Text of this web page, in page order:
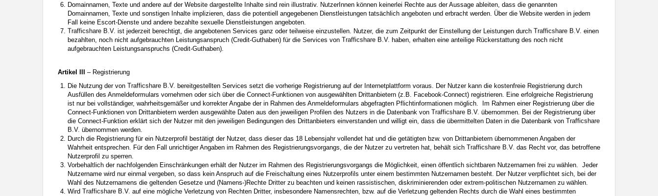
Domainnamen, Texte und andere auf der Website dargestellte Inhalte sind rein illustrativ. NutzerInnen können keinerlei Rechte aus der Aussage ableiten, dass die genannten
Domainnamen, Texte und sonstigen Inhalte implizieren, dass die potentiell angegebenen Dienstleistungen tatsächlich angeboten und erbracht werden. Über die Website werden in jedem
Fall keine Escort-Dienste und andere bezahlte sexuelle Dienstleistungen angeboten.
ist jederzeit berechtigt, die angebotenen Services ganz oder teilweise einzustellen. Nutzer, die zum Zeitpunkt der Einstellung der Leistungen durch
einen
bezahlten, noch nicht aufgebrauchten Leistungsanspruch (Credit-Guthaben) für die Services von
haben, erhalten eine anteilige Rückerstattung des noch nicht
aufgebrauchten Leistungsanspruchs (Credit-Guthaben).
Artikel III
– Registrierung
Die Nutzung der von
bereitgestellten Services setzt die vorherige Registrierung auf der Internetplattform voraus. Der Nutzer kann die kostenfreie Registrierung durch
Ausfüllen des Anmeldeformulars vornehmen oder sich über die Connect-Funktionen von ausgewählten Drittanbietern (z.B. Facebook-Connect) registrieren. Eine erfolgreiche Registrierung
ist nur bei vollständiger, wahrheitsgemäßer und korrekter Angabe der in Rahmen des Anmeldeformulars abgefragten Pflichtinformationen möglich. Im Rahmen einer Registrierung über die
Connect-Funktionen von Drittanbietern werden ausgewählte Daten aus den jeweiligen Profilen des Nutzers in die Datenbank von
übernommen. Bei der Registrierung über
die Connect-Funktion erklärt sich der Nutzer mit den jeweiligen Bedingungen des Drittanbieters einverstanden und willigt ein, dass die übermittelten Daten in die Datenbank von
übernommen werden.
Durch die Registrierung für ein Nutzerprofil bestätigt der Nutzer, dass dieser das 18 Lebensjahr vollendet hat und die getätigten bzw. von Drittanbietern übernommenen Angaben der
Wahrheit entsprechen. Für den Fall unrichtiger Angaben im Rahmen des Registrierungsvorgangs, die der Nutzer zu vertreten hat, behält sich
das Recht vor, das betroffene
Nutzerprofil zu sperren.
Vorbehaltlich der nachfolgenden Einschränkungen erhält der Nutzer im Rahmen des Registrierungsvorgangs die Möglichkeit, einen öffentlich sichtbaren Nutzernamen frei zu wählen. Jeder
Nutzername wird nur einmal vergeben, so dass kein Anspruch auf die Freischaltung eines Nutzerprofils unter einem bestimmten Nutzernamen besteht. Der Nutzer verpflichtet sich, bei der
Wahl des Nutzernamens die geltenden Gesetze und (Namens-)Rechte Dritter zu beachten und keinen rassistischen, diskriminierenden oder extrem-politischen Nutzernamen zu wählen.
Wird
auf eine mögliche Verletzung von Rechten Dritter, insbesondere Namensrechten, bzw. auf die Verletzung geltenden Rechts durch die Wahl eines bestimmten